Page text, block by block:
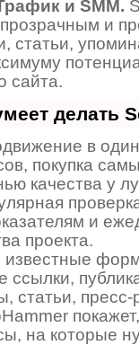
и SMM.
и
статьи,
сайта.
делать
в один
покупка
качества у
и
проекта.
ссылки,
статьи,
на которые